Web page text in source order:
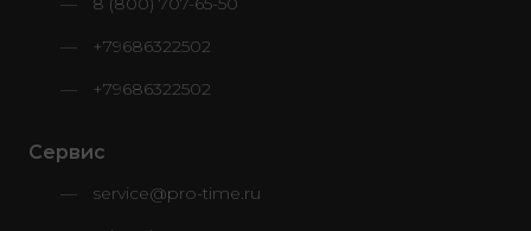
+79686322502
+79686322502
Сервис
service@pro-time.ru